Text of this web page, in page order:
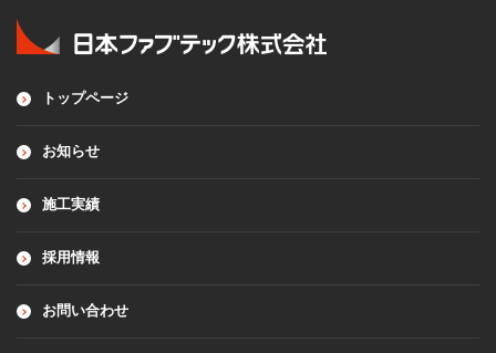
トップページ
お知らせ
施工実績
採用情報
お問い合わせ